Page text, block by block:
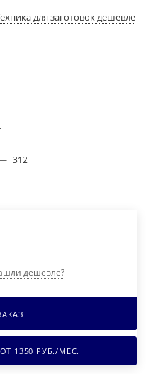
для заготовок дешевле
312
дешевле?
1350 РУБ./МЕС.